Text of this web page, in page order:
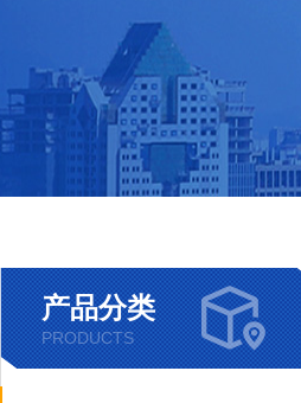
产品分类
PRODUCTS